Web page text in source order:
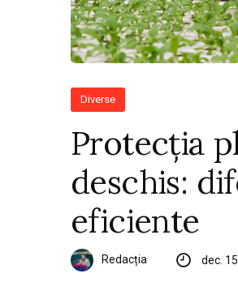
Diverse
Protecția
deschis:
eficiente
Redacția dec.